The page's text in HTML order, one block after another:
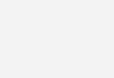
eurammon einfach
bei Planern, die für neue
nachhaltige Lösung
bei und hat ein
weiterer Vorteil ist die kurze